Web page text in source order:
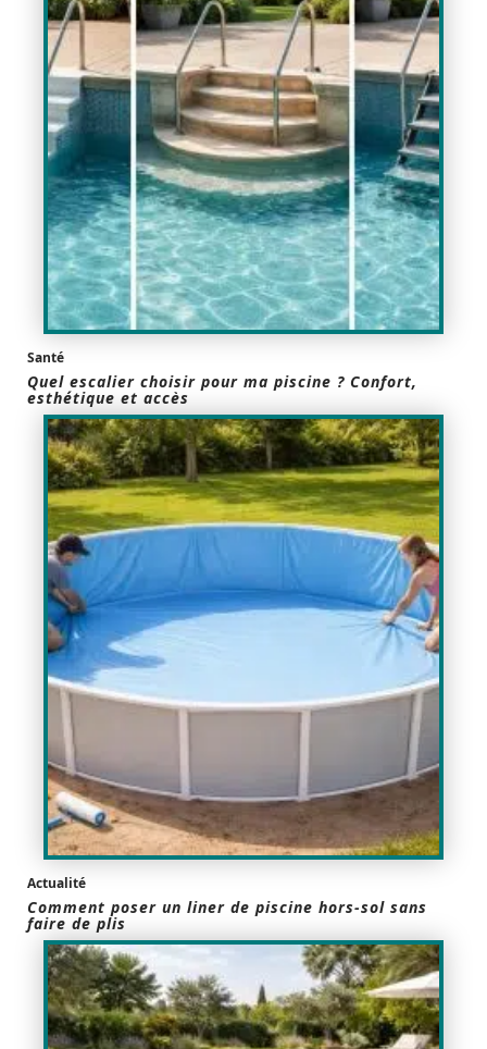
Santé
Quel escalier choisir pour ma piscine ? Confort,
esthétique et accès
Actualité
Comment poser un liner de piscine hors-sol sans
faire de plis